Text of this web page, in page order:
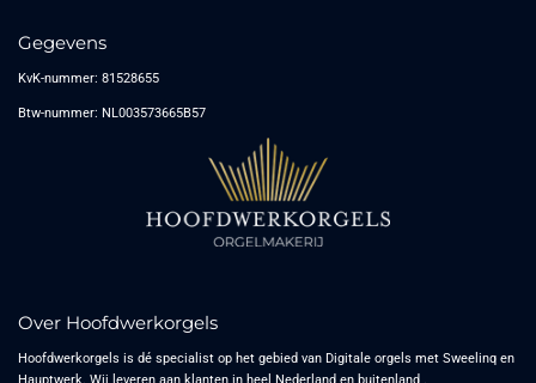
Gegevens
KvK-nummer: 81528655
Btw-nummer: NL003573665B57
Over Hoofdwerkorgels
Hoofdwerkorgels is dé specialist op het gebied van Digitale orgels met Sweelinq en
Hauptwerk. Wij leveren aan klanten in heel Nederland en buitenland .